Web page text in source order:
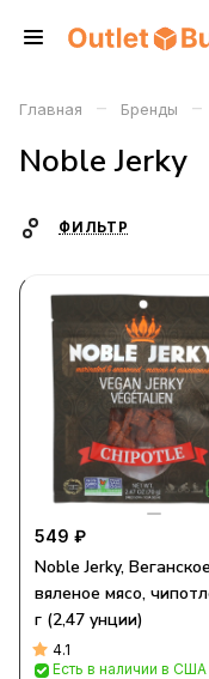
Главная – Бренды –
Noble Jerky
ФИЛЬТР
549 ₽
Noble Jerky, Веганское
вяленое мясо,
г (2,47 унции)
4.1
Есть в наличии в США